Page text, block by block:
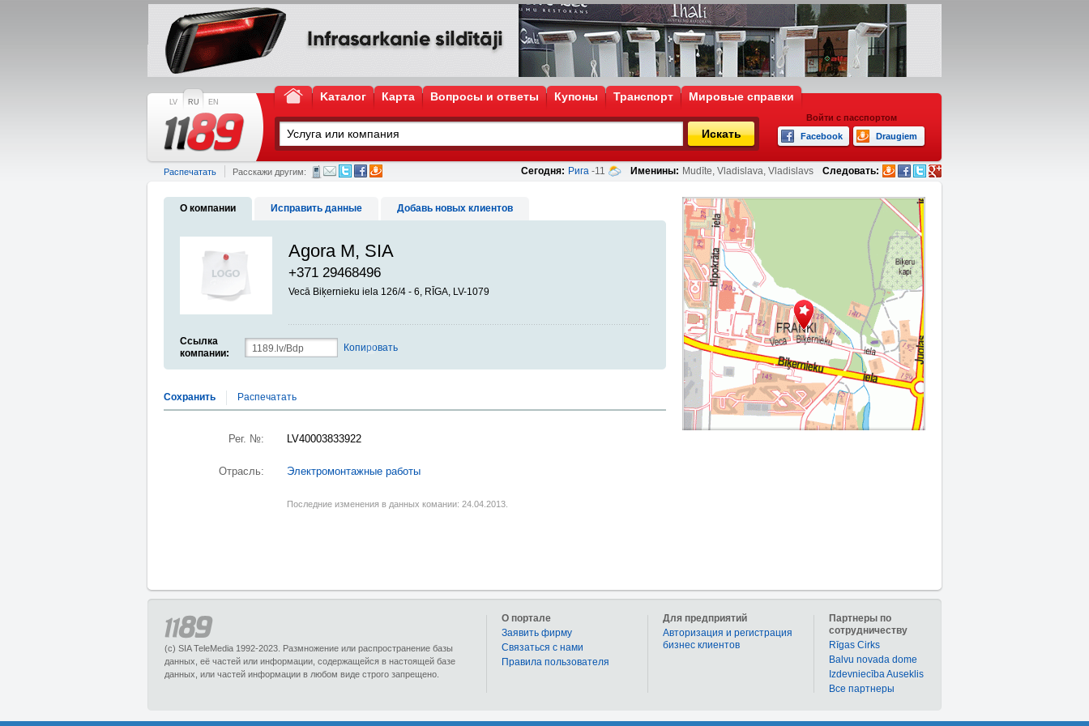
LV RU EN Kаталог Карта Вопросы и ответы Купоны Транспорт Мировые справки
Искать
Войти с пасспортом
Facebook
Draugiem
Сегодня: Рига -11 Именины: Mudīte, Vladislava, Vladislavs Следовать:
Распечатать Расскажи другим:
О компании Исправить данные Добавь новых клиентов
Agora M, SIA
+371 29468496
Vecā Biķernieku iela 126/4 - 6, RĪGA, LV-1079
Ссылка
компании:
Копировать
Сохранить Распечатать
Рег. №: LV40003833922
Отрасль: Электромонтажные работы
Последние изменения в данных комании: 24.04.2013.
(c) SIA TeleMedia 1992-2023. Размножение или распространение базы
данных, её частей или информации, содержащейся в настоящей базе
данных, или частей информации в любом виде строго запрещено.
Партнеры по
сотрудничеству
Rīgas Cirks
Balvu novada dome
Izdevniecība Auseklis
Bce партнеры
Для предприятий
Авторизация и регистрация
бизнес клиентов
О портале
Заявить фирму
Связаться с нами
Правила пользователя